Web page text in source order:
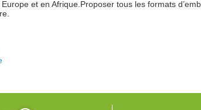
et en Afrique.Proposer tous les formats